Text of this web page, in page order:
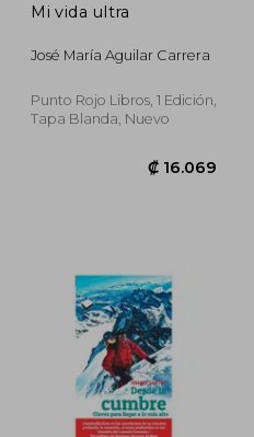
Mi vida ultra
José María Aguilar Carrera
Punto Rojo Libros, 1 Edición,
Tapa Blanda, Nuevo